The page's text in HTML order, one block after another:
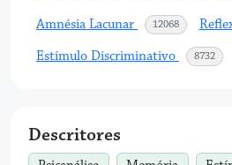
Amnésia Lacunar 12068acessos
Estímulo Discriminativo 8732
Descritores